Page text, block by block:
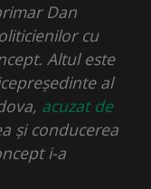
Dan
cu
Altul este
al
acuzat de
și conducerea
i-a